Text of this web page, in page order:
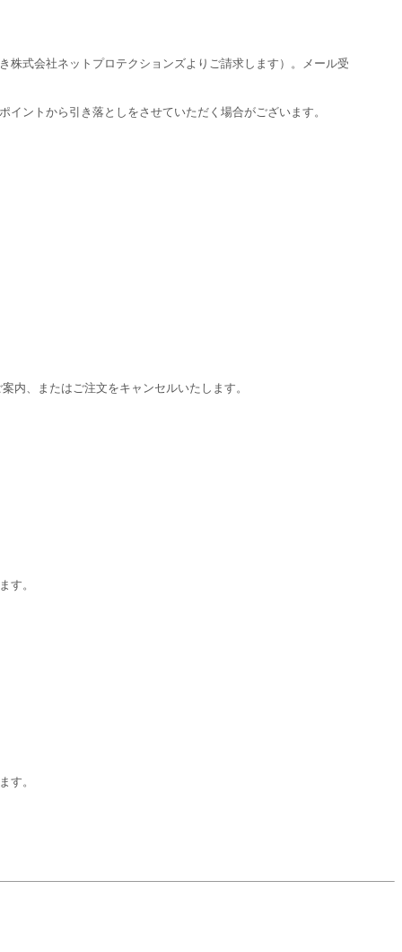
式会社ネットプロテクションズよりご請求します）。メール受
ントから引き落としをさせていただく場合がございます。
内、またはご注文をキャンセルいたします。
す。
す。